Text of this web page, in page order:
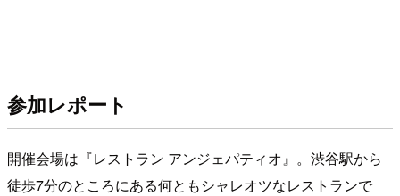
参加レポート
開催会場は『レストラン アンジェパティオ』。渋谷駅から
徒歩7分のところにある何ともシャレオツなレストランで